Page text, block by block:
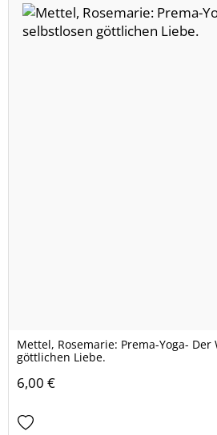
Mettel, Rosemarie: Prema-Yoga-
göttlichen Liebe.
6,00 €